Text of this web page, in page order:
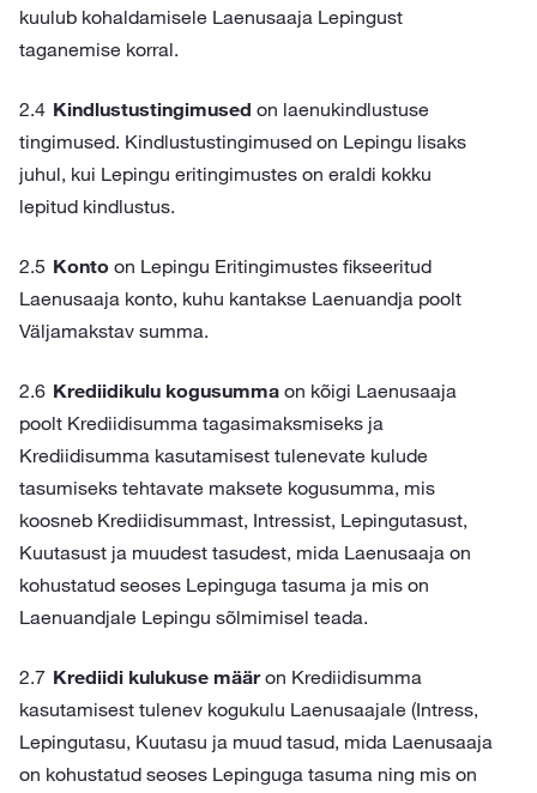
kuulub kohaldamisele Laenusaaja Lepingust
taganemise korral.
Kindlustustingimused on laenukindlustuse
tingimused. Kindlustustingimused on Lepingu lisaks
juhul, kui Lepingu eritingimustes on eraldi kokku
lepitud kindlustus.
Konto on Lepingu Eritingimustes fikseeritud
Laenusaaja konto, kuhu kantakse Laenuandja poolt
Väljamakstav summa.
Krediidikulu kogusumma on kõigi Laenusaaja
poolt Krediidisumma tagasimaksmiseks ja
Krediidisumma kasutamisest tulenevate kulude
tasumiseks tehtavate maksete kogusumma, mis
koosneb Krediidisummast, Intressist, Lepingutasust,
Kuutasust ja muudest tasudest, mida Laenusaaja on
kohustatud seoses Lepinguga tasuma ja mis on
Laenuandjale Lepingu sõlmimisel teada.
Krediidi kulukuse määron Krediidisumma
kasutamisest tulenev kogukulu Laenusaajale (Intress,
Lepingutasu, Kuutasu ja muud tasud, mida Laenusaaja
on kohustatud seoses Lepinguga tasuma ning mis on